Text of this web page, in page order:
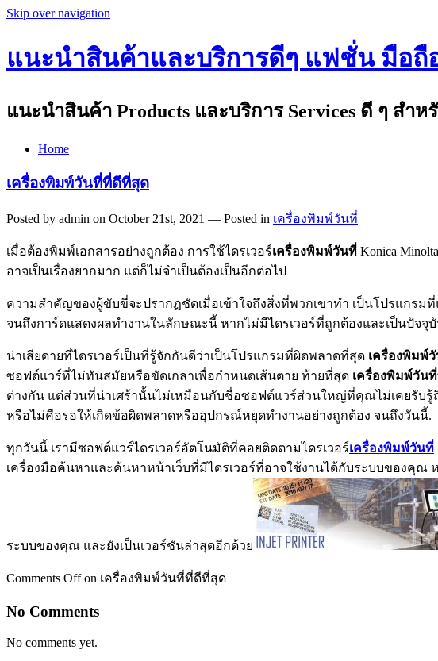
Skip over navigation
แนะนำสินค้าและบริการดีๆ แฟชั่น มือถื
แนะนำสินค้า Products และบริการ Services ดี ๆ สำ
Home
เครื่องพิมพ์วันที่ที่ดีที่สุด
Posted by admin on October 21st, 2021 — Posted in เครื่องพิมพ์วันที่
เมื่อต้องพิมพ์เอกสารอย่างถูกต้อง การใช้ไดรเวอร์เครื่องพิมพ์วันที่ Konica
อาจเป็นเรื่องยากมาก แต่ก็ไม่จำเป็นต้องเป็นอีกต่อไป
ความสำคัญของผู้ขับขี่จะปรากฏชัดเมื่อเข้าใจถึงสิ่งที่พวกเขาทำ เป็นโปรแก
จนถึงการ์ดแสดงผลทำงานในลักษณะนี้ หากไม่มีไดรเวอร์ที่ถูกต้องและเป็นปั
น่าเสียดายที่ไดรเวอร์เป็นที่รู้จักกันดีว่าเป็นโปรแกรมที่ผิดพลาดที่สุด เครื่องพิมพ์
ซอฟต์แวร์ที่ไม่ทันสมัยหรือขัดเกลาเพื่อกำหนดเส้นตาย ท้ายที่สุด เครื่องพิมพ์วันที่
ต่างกัน แต่ส่วนที่น่าเศร้านั้นไม่เหมือนกับชื่อซอฟต์แวร์ส่วนใหญ่ที่คุณไม่เคยรับรู้
หรือไม่คือรอให้เกิดข้อผิดพลาดหรืออุปกรณ์หยุดทำงานอย่างถูกต้อง จนถึงวันนี้.
ทุกวันนี้ เรามีซอฟต์แวร์ไดรเวอร์อัตโนมัติที่คอยติดตามไดรเวอร์เครื่องพิมพ์วันที่
เครื่องมือค้นหาและค้นหาหน้าเว็บที่มีไดรเวอร์ที่อาจใช้งานได้กับระบบของคุณ
ระบบของคุณ และยังเป็นเวอร์ชันล่าสุดอีกด้วย
Comments Offon เครื่องพิมพ์วันที่ที่ดีที่สุด
No Comments
No comments yet.